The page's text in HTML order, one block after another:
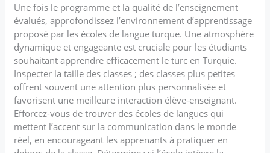
Une fois le programme et la qualité de l’enseignement
évalués, approfondissez l’environnement d’apprentissage
proposé par les écoles de langue turque. Une atmosphère
dynamique et engageante est cruciale pour les étudiants
souhaitant apprendre efficacement le turc en Turquie.
Inspecter la taille des classes ; des classes plus petites
offrent souvent une attention plus personnalisée et
favorisent une meilleure interaction élève-enseignant.
Efforcez-vous de trouver des écoles de langues qui
mettent l’accent sur la communication dans le monde
réel, en encourageant les apprenants à pratiquer en